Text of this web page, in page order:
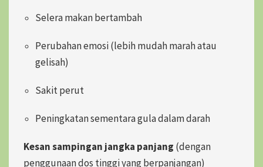
Selera makan bertambah
Perubahan emosi (lebih mudah marah atau
gelisah)
Sakit perut
Peningkatan sementara gula dalam darah
Kesan sampingan jangka panjang (dengan
penggunaandos tinggi yang berpanjangan)